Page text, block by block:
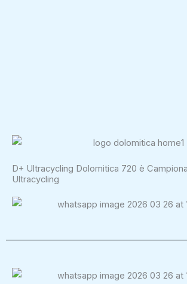
D+ Ultracycling Dolomitica 720 è
Ultracycling